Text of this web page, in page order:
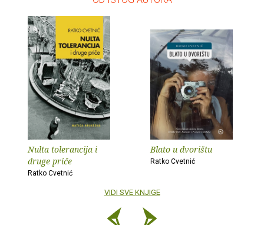
Nulta tolerancija i
druge priče
Ratko Cvetnić
Blato u dvorištu
Ratko Cvetnić
VIDI SVE KNJIGE